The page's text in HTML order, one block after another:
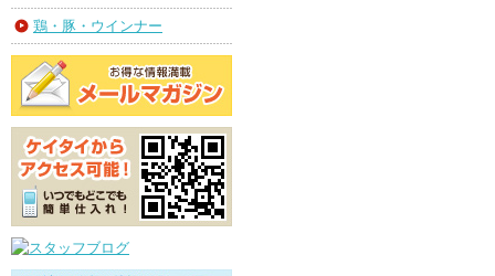
鶏・豚・ウインナー